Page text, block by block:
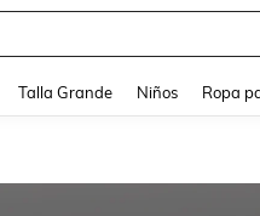
Talla Grande Niños Ropa